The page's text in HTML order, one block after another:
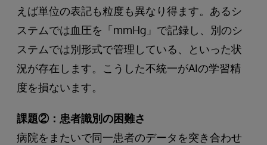
えば単位の表記も粒度も異なり得ます。あるシ
ステムでは血圧を「mmHg」で記録し、別のシ
ステムでは別形式で管理している、といった状
況が存在します。こうした不統一がAIの学習精
度を損ないます。
課題②：患者識別の困難さ
病院をまたいで同一患者のデータを突き合わせ